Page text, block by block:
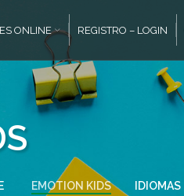
ONLINE REGISTRO – LOGIN
EMOTION KIDS
IDIOMAS